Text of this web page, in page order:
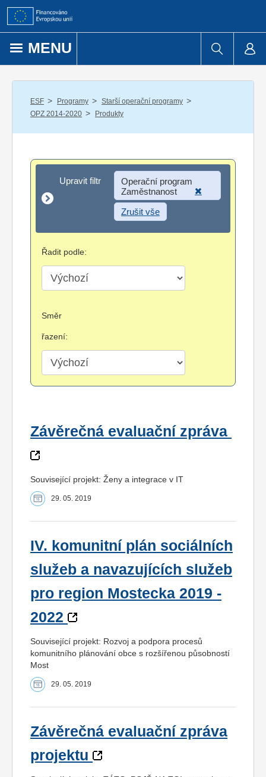
Přejít k obsahu
MENU
ESF / Programy / Starší operační programy /
OPZ 2014-2020 / Produkty
Upravit filtr
Upravit filtr
Operační program
Zaměstnanost
Zrušit vše
Řadit podle:
Směr
řazení:
Závěrečná evaluační zpráva
Související projekt: Ženy a integrace v IT
29. 05. 2019
IV. komunitní plán sociálních
služeb a navazujících služeb
pro region Mostecka 2019 -
2022
Související projekt: Rozvoj a podpora procesů
komunitního plánování obce s rozšířenou působností
Most
29. 05. 2019
Závěrečná evaluační zpráva
projektu